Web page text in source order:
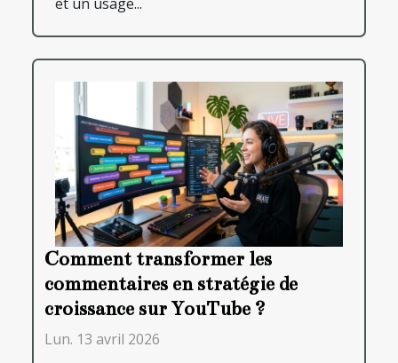
et un usage...
Comment transformer les
commentaires en stratégie de
croissance sur YouTube ?
Lun. 13 avril 2026